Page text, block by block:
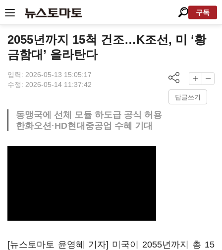
구독
2055년까지 15척 건조…K조선, 미 ‘황
금함대’ 올라탄다
입력: 2026-05-13 15:05:17
수정: 2026-05-14 11:37:42
답글쓰기
동맹국에 선체 모듈 하도급 공식 허용
한화오션·HD현대중공업 수혜 기대
[뉴스토마토 윤영혜 기자] 미국이 2055년까지 총 15